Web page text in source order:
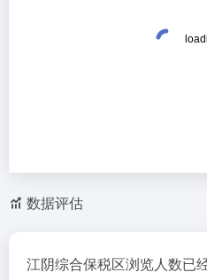
数据评估
江阴综合保税区浏览人数已